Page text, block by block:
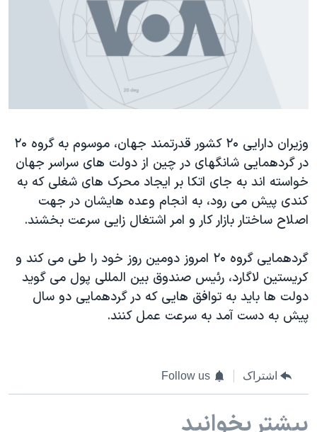
فرهنگ و زندگی
حقوق شهروندی
گالری عکس
آرشیو پخش زنده
انتخابات ریاست جمهوری آمریکا ۲۰۲۴
حمله جمهوری اسلامی به اسرائیل
اعتراضات زن، زندگی، آزادی
مجموعه مستندهای دادخواهی
تریبونال مردمی آبان ۹۸
دادگاه حمید نوری
قانون شفافیت دارائی کادر رهبری ایران
اعتراضات مردمی آبان ۹۸
اسرائیل در جنگ
همایش محافظه‌کاران آمریکا «سی‌پک»
صفحه‌های ویژه
سفر پرزیدنت ترامپ به چین
زبانهای مختلف
وزیران دارايی ۲۰ کشور قدرتمند جهان، موسوم به گروه ۲۰
در گردهمايی شانگهای در چين از دولت های سراسر جهان
خواسته اند به جای اتکا بر ايجاد محرک های شغلی که به
کندی پيش می رود، به انجام وعده هايشان در جهت
اصلاح ساختار بازار کار و امر اشتغال زايی سرعت بخشند.
گردهمايی گروه ۲۰ امروز دومين روز خود را طی می کند و
کريستين لاگارد، رئیس صندوق بين المللی پول می گويد
دولت ها بايد به توافق هايی که در گردهمايی دو سال
پيش به دست آمد به سرعت عمل کنند.
اشتراک Follow us
بیشتر بخوانید